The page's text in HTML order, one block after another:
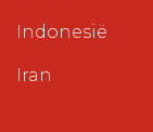
Indonesië
Iran